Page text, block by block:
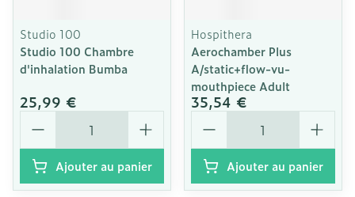
Studio 100
Studio 100 Chambre
d'inhalation Bumba
25,99 €
Quantité
Ajouter au panier
Hospithera
Aerochamber Plus
A/static+flow-vu-
mouthpiece Adult
35,54 €
Quantité
Ajouter au panier